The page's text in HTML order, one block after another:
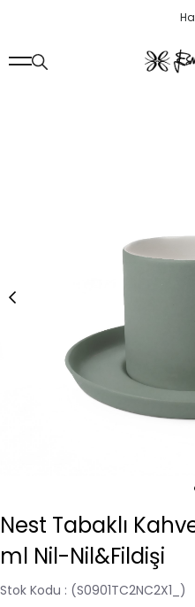
Nest Tabaklı
ml Nil-Nil&Fildişi
Stok Kodu (S0901TC2NC2X1_)